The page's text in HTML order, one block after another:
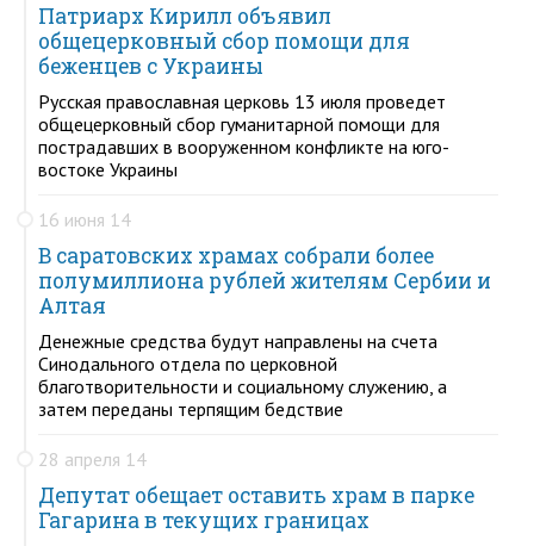
Патриарх Кирилл объявил
общецерковный сбор помощи для
беженцев с Украины
Русская православная церковь 13 июля проведет
общецерковный сбор гуманитарной помощи для
пострадавших в вооруженном конфликте на юго-
востоке Украины
16 июня 14
В саратовских храмах собрали более
полумиллиона рублей жителям Сербии и
Алтая
Денежные средства будут направлены на счета
Синодального отдела по церковной
благотворительности и социальному служению, а
затем переданы терпящим бедствие
28 апреля 14
Депутат обещает оставить храм в парке
Гагарина в текущих границах